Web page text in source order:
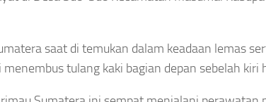
saat di temukan dalam keadaan lemas
menembus tulang kaki bagian depan sebelah kiri